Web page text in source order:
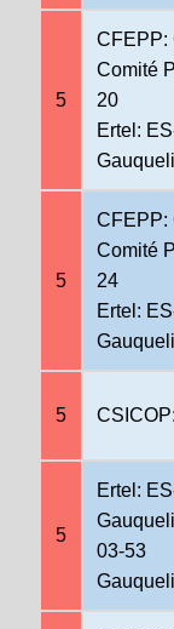
5
CFEPP:
Comité
20
Ertel:
5
CFEPP:
Comité
24
Ertel:
5
5
Ertel:
03-53